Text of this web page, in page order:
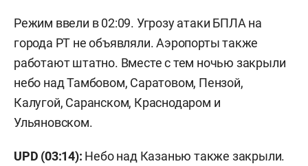
Режим ввели в 02:09. Угрозу атаки БПЛА на
города РТ не объявляли. Аэропорты также
работают штатно. Вместе с тем ночью закрыли
небо над Тамбовом, Саратовом, Пензой,
Калугой, Саранском, Краснодаром и
Ульяновском.
UPD (03:14): Небо над Казанью также закрыли.